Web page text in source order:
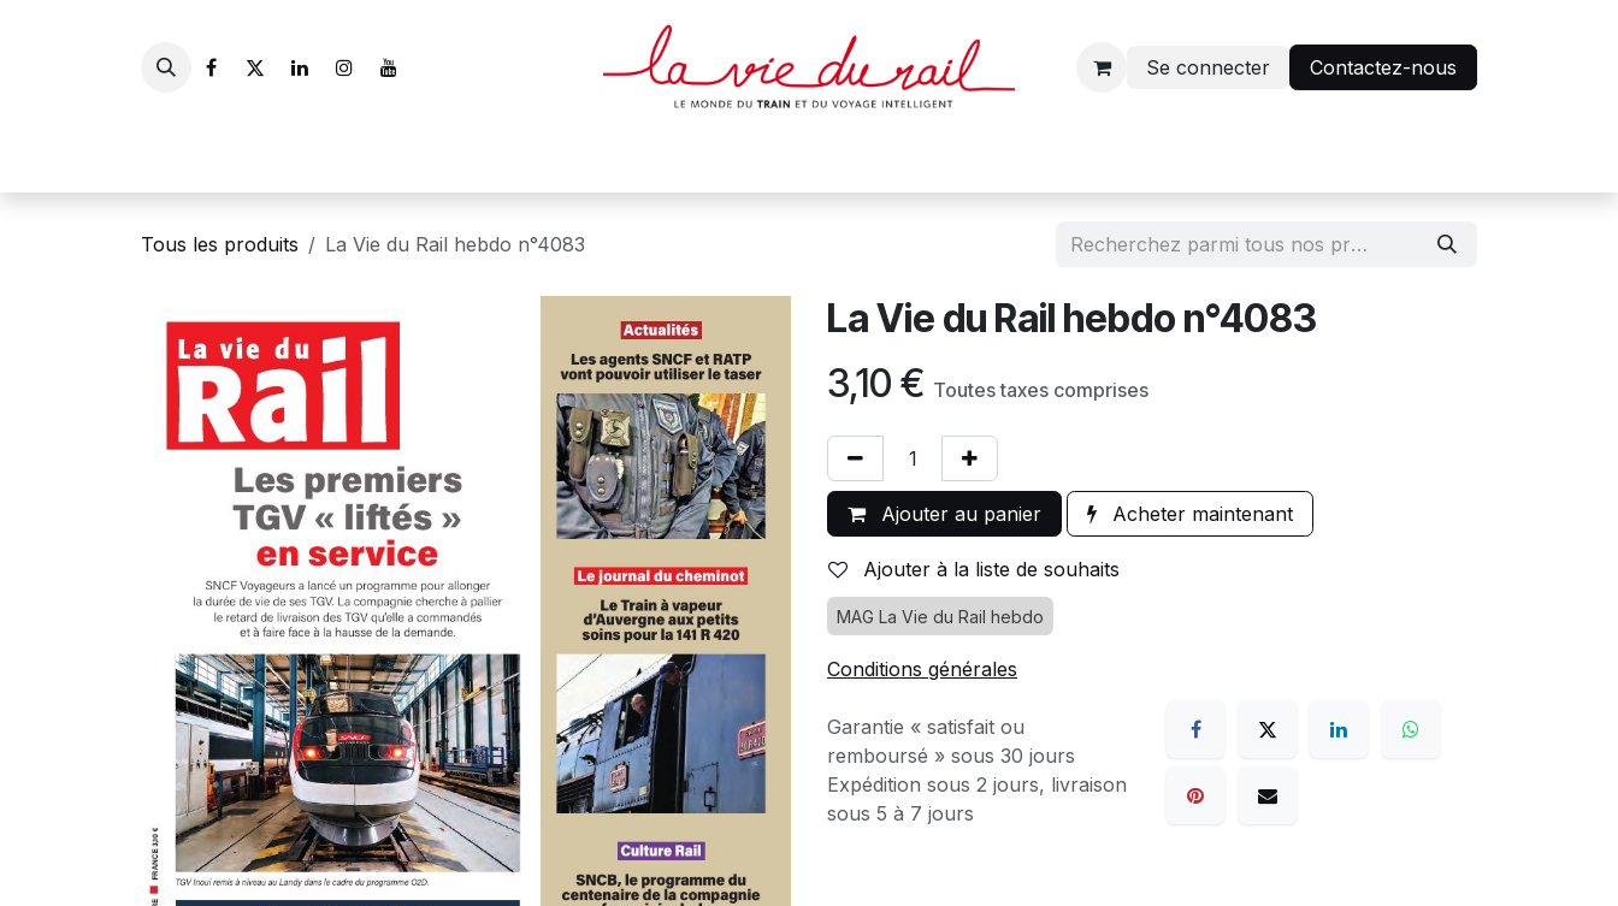
Se connecter Contactez-nous
Tous les produits La Vie du Rail hebdo n°4083
La Vie du Rail hebdo n°4083
3,10 € Toutes taxes comprises
Ajouter au panier Acheter maintenant
Ajouter à la liste de souhaits
MAG La Vie du Rail hebdo
Conditions générales
Garantie « satisfait ou
remboursé » sous 30 jours
Expédition sous 2 jours, livraison
sous 5 à 7 jours